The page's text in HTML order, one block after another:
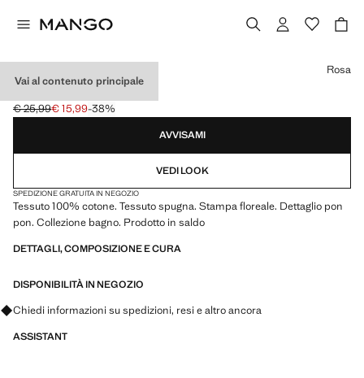
Vai al contenuto principale
TELO MARE STAMPATO
Prezzo iniziale depennato [€ 25,99 ]
€ 25,99
Prezzo attuale [€ 15,99 ]
€ 15,99-38%
Seleziona un colore
Rosa
AVVISAMI
VEDI LOOK
SPEDIZIONE GRATUITA IN NEGOZIO
Tessuto 100% cotone. Tessuto spugna. Stampa floreale. Dettaglio pon
pon. Collezione bagno. Prodotto in saldo
DETTAGLI, COMPOSIZIONE E CURA
DISPONIBILITÀ IN NEGOZIO
Chiedi informazioni su spedizioni, resi e altro ancora
ASSISTANT